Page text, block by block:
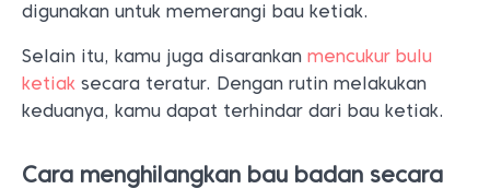
digunakan untuk memerangi bau ketiak.
Selain itu, kamu juga disarankan mencukur bulu
ketiak secara teratur. Dengan rutin melakukan
keduanya, kamu dapat terhindar dari bau ketiak.
Cara menghilangkan bau badan secara